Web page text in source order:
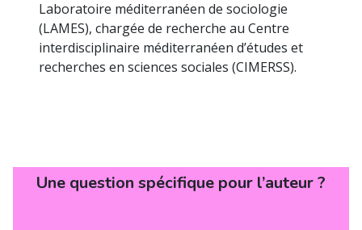
Laboratoire méditerranéen de sociologie
(LAMES), chargée de recherche au Centre
interdisciplinaire méditerranéen d’études et
recherches en sciences sociales (CIMERSS).
Une question spécifique pour l’auteur ?